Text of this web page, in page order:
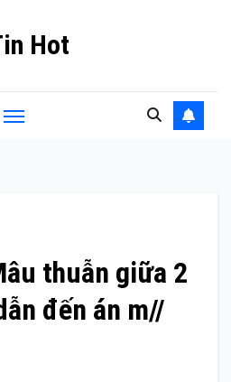
Hot
thuẫn giữa 2
đến án m//